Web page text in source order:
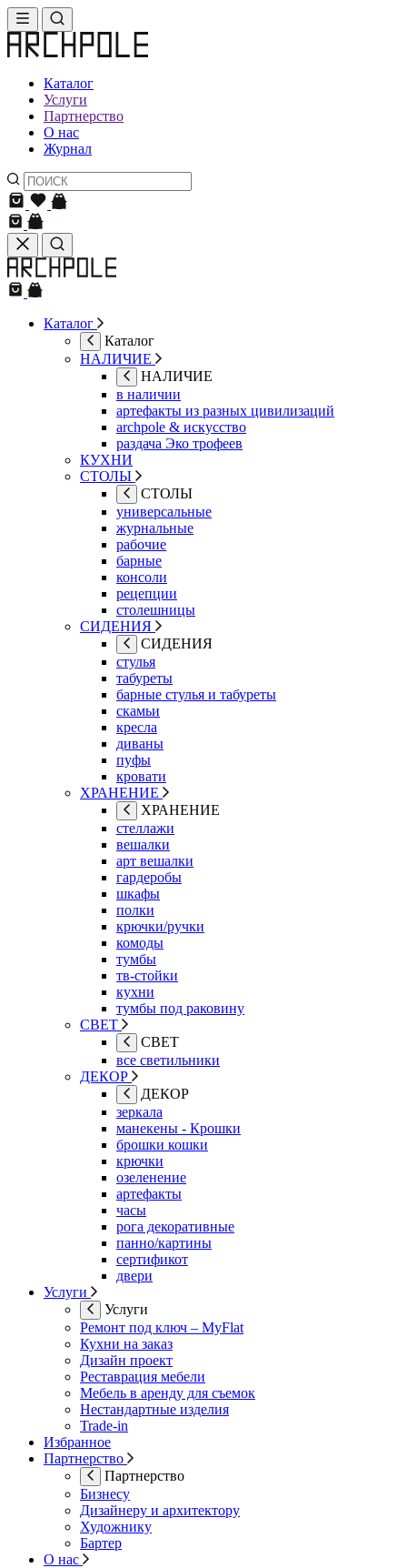
Каталог
Услуги
Партнерство
О нас
Журнал
Каталог
Каталог
НАЛИЧИЕ
НАЛИЧИЕ
в наличии
артефакты из разных цивилизаций
archpole & искусство
раздача Эко трофеев
КУХНИ
СТОЛЫ
СТОЛЫ
универсальные
журнальные
рабочие
барные
консоли
рецепции
столешницы
СИДЕНИЯ
СИДЕНИЯ
стулья
табуреты
барные стулья и табуреты
скамьи
кресла
диваны
пуфы
кровати
ХРАНЕНИЕ
ХРАНЕНИЕ
стеллажи
вешалки
арт вешалки
гардеробы
шкафы
полки
крючки/ручки
комоды
тумбы
тв-стойки
кухни
тумбы под раковину
СВЕТ
СВЕТ
все светильники
ДЕКОР
ДЕКОР
зеркала
манекены - Крошки
брошки кошки
крючки
озеленение
артефакты
часы
рога декоративные
панно/картины
сертификот
двери
Услуги
Услуги
Ремонт под ключ – MyFlat
Кухни на заказ
Дизайн проект
Реставрация мебели
Мебель в аренду для съемок
Нестандартные изделия
Trade-in
Избранное
Партнерство
Партнерство
Бизнесу
Дизайнеру и архитектору
Художнику
Бартер
О нас